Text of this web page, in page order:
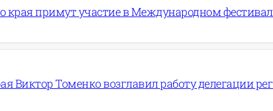
края примут участие в Международном
Виктор Томенко возглавил работу делегации